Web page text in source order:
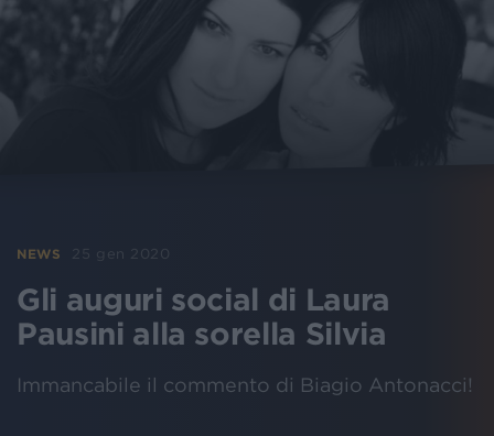
NEWS 25 gen 2020
Gli auguri social di Laura
Pausini alla sorella Silvia
Immancabile il commento di Biagio Antonacci!